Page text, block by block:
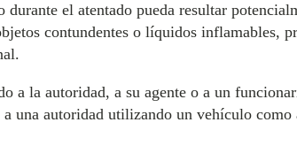
el atentado pueda resultar
contundentes o líquidos inflamables,
a la autoridad, a su agente o a un
una autoridad utilizando un vehículo como